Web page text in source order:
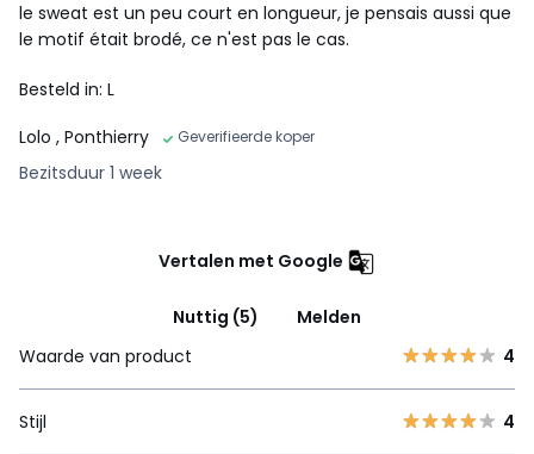
le sweat est un peu court en longueur, je pensais aussi que
le motif était brodé, ce n'est pas le cas.
Besteld in: L
Lolo , Ponthierry Geverifieerde koper
Bezitsduur 1 week
Vertalen met Google
Nuttig (5)
Melden
Waarde van product
4
Stijl 4